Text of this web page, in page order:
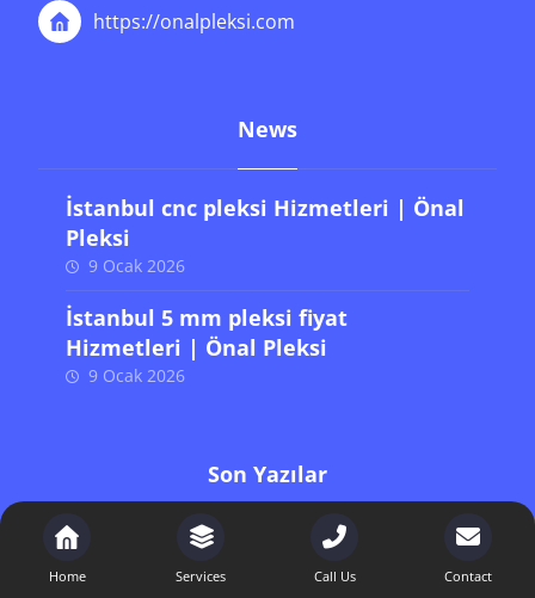
https://onalpleksi.com
News
İstanbul cnc pleksi Hizmetleri | Önal
Pleksi
9 Ocak 2026
İstanbul 5 mm pleksi fiyat
Hizmetleri | Önal Pleksi
9 Ocak 2026
Son Yazılar
İstanbul cnc pleksi Hizmetleri | Önal Pleksi
İstanbul 5 mm pleksi fiyat Hizmetleri | Önal Pleksi
Home Services Call Us Contact